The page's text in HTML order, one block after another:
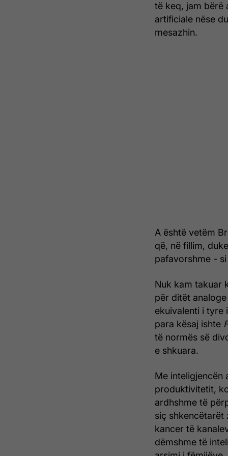
të keq, jam bërë
artificiale nëse
mesazhin.
A është vetëm
që, në fillim,
pafavorshme -
Nuk kam takuar
për ditët
ekuivalenti i tyre
para kësaj ishte
të normës së
e shkuara.
Me inteligjencën
produktivitetit,
ardhshme të
siç shkencëtarët
kancer të
dëmshme të